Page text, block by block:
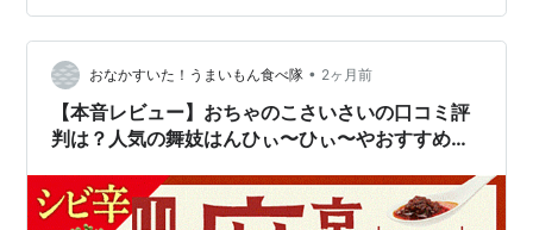
の中でも、「おもてなしセレクション特別賞」を受賞
し、紅茶ファンから熱い支持を得ているのが国産和紅茶
専門店『雅紅茶（みやびこうちゃ）』です。 一度飲んだ
ら忘れられない香りとコクの秘密から、大切な…
おなかすいた！うまいもん食べ隊 • 2ヶ月前
【本音レビュー】おちゃのこさいさいの口コミ評
判は？人気の舞妓はんひぃ〜ひぃ〜やおすすめ七